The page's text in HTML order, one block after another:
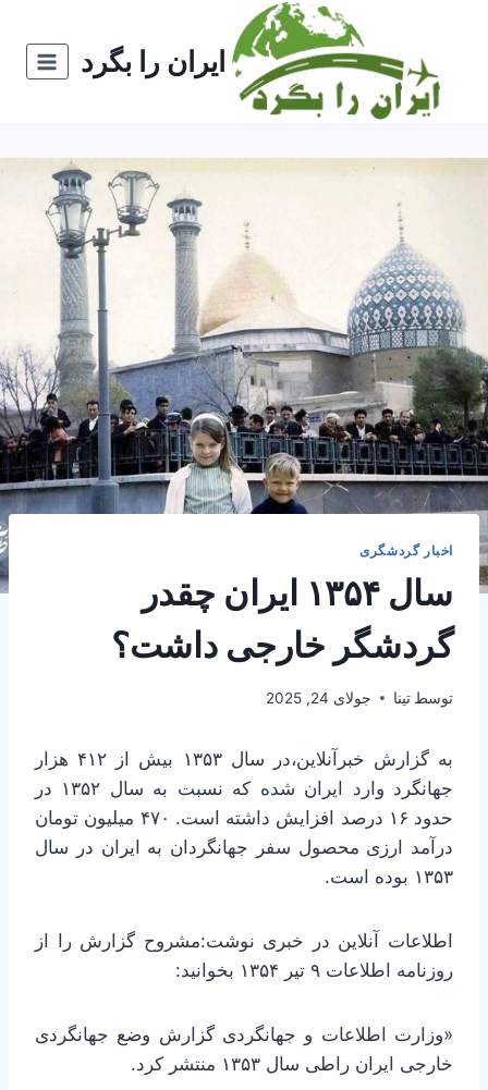
ایران را بگرد
اخبار گردشگری
سال ۱۳۵۴ ایران چقدر
گردشگر خارجی داشت؟
توسط تینا جولای 24, 2025
به گزارش خبرآنلاین،در سال ۱۳۵۳ بیش از ۴۱۲ هزار
جهانگرد وارد ایران شده که نسبت به سال ۱۳۵۲ در
حدود ۱۶ درصد افزایش داشته است. ۴۷۰ میلیون تومان
درآمد ارزی محصول سفر جهانگردان به ایران در سال
۱۳۵۳ بوده است.
اطلاعات آنلاین در خبری نوشت:مشروح گزارش را از
روزنامه اطلاعات ۹ تیر ۱۳۵۴ بخوانید:
«وزارت اطلاعات و جهانگردی گزارش وضع جهانگردی
خارجی ایران راطی سال ۱۳۵۳ منتشر کرد.